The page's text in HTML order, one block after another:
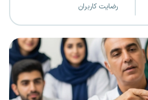
رضایت کاربران